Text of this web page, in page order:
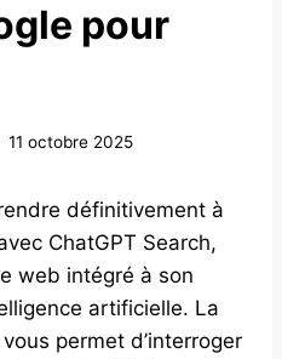
pour
11 octobre 2025
définitivement à
ChatGPT Search,
web intégré à son
artificielle. La
permet d’interroger